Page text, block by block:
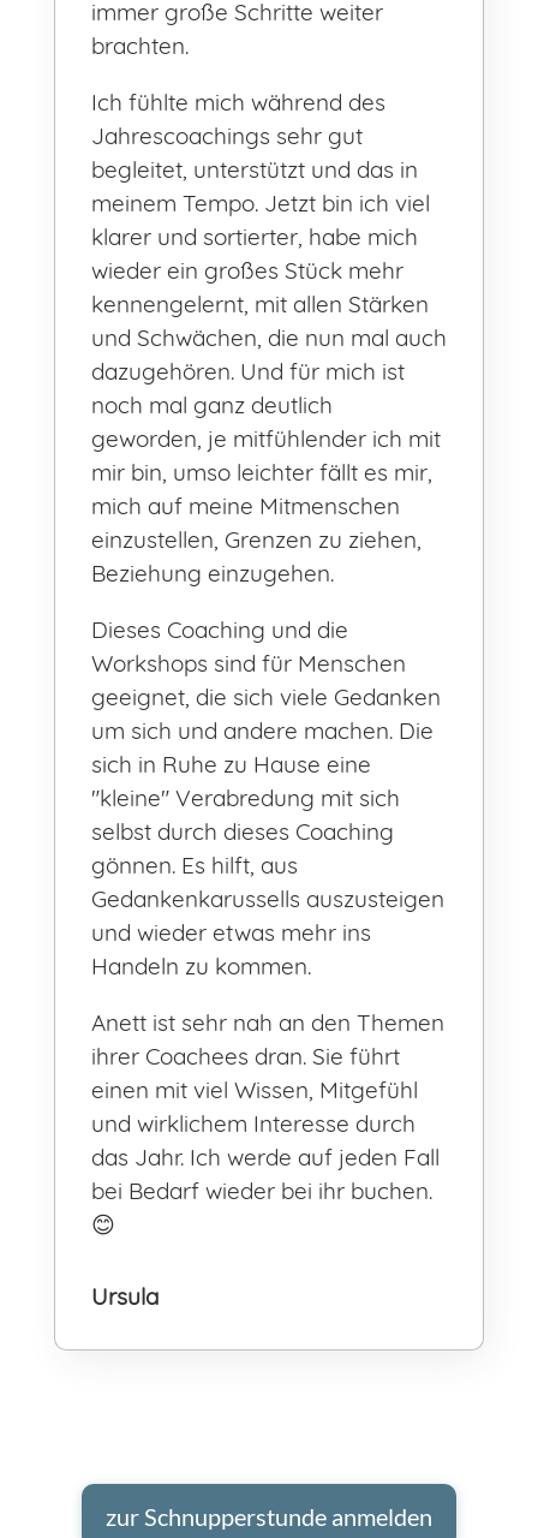
immer große Schritte weiter
brachten.
Ich fühlte mich während des
Jahrescoachings sehr gut
begleitet, unterstützt und das in
meinem Tempo. Jetzt bin ich viel
klarer und sortierter, habe mich
wieder ein großes Stück mehr
kennengelernt, mit allen Stärken
und Schwächen, die nun mal auch
dazugehören. Und für mich ist
noch mal ganz deutlich
geworden, je mitfühlender ich mit
mir bin, umso leichter fällt es mir,
mich auf meine Mitmenschen
einzustellen, Grenzen zu ziehen,
Beziehung einzugehen.
Dieses Coaching und die
Workshops sind für Menschen
geeignet, die sich viele Gedanken
um sich und andere machen. Die
sich in Ruhe zu Hause eine
"kleine" Verabredung mit sich
selbst durch dieses Coaching
gönnen. Es hilft, aus
Gedankenkarussells auszusteigen
und wieder etwas mehr ins
Handeln zu kommen.
Anett ist sehr nah an den Themen
ihrer Coachees dran. Sie führt
einen mit viel Wissen, Mitgefühl
und wirklichem Interesse durch
das Jahr. Ich werde auf jeden Fall
bei Bedarf wieder bei ihr buchen.
😊
Ursula
zur Schnupperstunde anmelden